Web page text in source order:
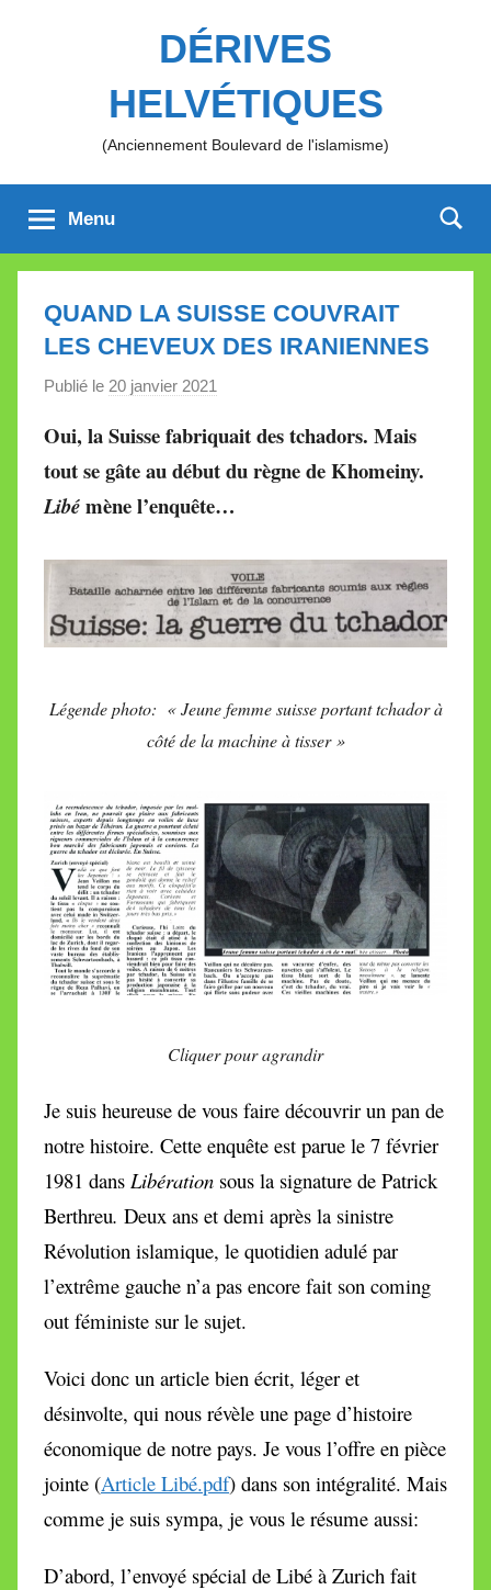
DÉRIVES
HELVÉTIQUES
(Anciennement Boulevard de l'islamisme)
Menu
QUAND LA SUISSE COUVRAIT
LES CHEVEUX DES IRANIENNES
Publié le 20 janvier 2021
r
M
e
i
l
e
t
t
e
Oui, la Suissefabriquaitdes tchadors. Mais
tout se gâte au début du règne de Khomeiny.
Libémène l’enquête…
Légende photo: « Jeune femme suisse portant tchador à
côté de la machine à tisser »
Cliquer pour agrandir
Je suis heureuse de vous faire découvrir un pan de
notre histoire. Cette enquête est parue le 7 février
1981 dans Libération sous la signature de Patrick
Berthreu. Deux ans et demi après la sinistre
Révolution islamique, le quotidien adulé par
l’extrême gauche n’a pas encore fait son coming
out féministe sur le sujet.
Voici donc un article bien écrit, léger et
désinvolte, qui nous révèle une page d’histoire
économique de notre pays. Je vous l’offre en pièce
jointe (Article Libé.pdf) dans son intégralité. Mais
comme je suis sympa, je vous le résume aussi:
D’abord, l’envoyé spécial de Libé à Zurich fait